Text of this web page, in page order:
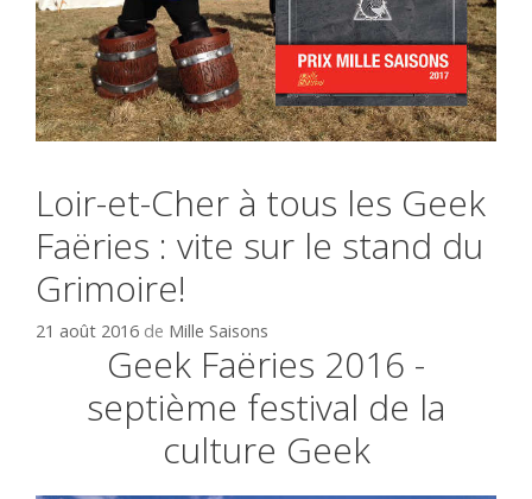
Loir-et-Cher à tous les Geek
Faëries : vite sur le stand du
Grimoire!
21 août 2016 de Mille Saisons
Geek Faëries 2016 -
septième festival de la
culture Geek